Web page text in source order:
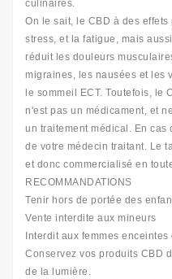
culinaires.
On le sait, le CBD à des
stress, et la fatigue, mais
réduit les douleurs
migraines, les nausées et les
le sommeil ECT. Toutefois, le
n'est pas un médicament, et
un traitement médical. En
de votre médecin traitant. Le
et donc commercialisé en
RECOMMANDATIONS
Tenir hors de portée des
Vente interdite aux mineurs
Interdit aux femmes
Conservez vos produits CBD
de la lumière.